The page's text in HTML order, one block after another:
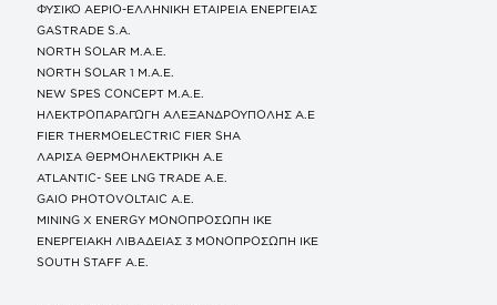
ΦΥΣΙΚΟ ΑΕΡΙΟ-ΕΛΛΗΝΙΚΗ ΕΤΑΙΡΕΙΑ ΕΝΕΡΓΕΙΑΣ
GASTRADE S.A.
NORTH SOLAR M.Α.Ε.
NORTH SOLAR 1 M.Α.Ε.
NEW SPES CONCEPT Μ.Α.Ε.
ΗΛΕΚΤΡΟΠΑΡΑΓΩΓΗ ΑΛΕΞΑΝΔΡΟΥΠΟΛΗΣ A.E
FIER THERMOELECTRIC FIER SHA
ΛΑΡΙΣΑ ΘΕΡΜΟΗΛΕΚΤΡΙΚΗ A.E
ATLANTIC- SEE LNG TRADE A.E.
GAIO PHOTOVOLTAIC Α.Ε.
MINING X ENERGY ΜΟΝΟΠΡΟΣΩΠΗ ΙΚΕ
ΕΝΕΡΓΕΙΑΚΗ ΛΙΒΑΔΕΙΑΣ 3 ΜΟΝΟΠΡΟΣΩΠΗ ΙΚΕ
SOUTH STAFF Α.Ε.